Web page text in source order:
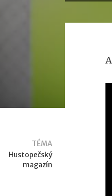
TÉMA
Hustopečský
magazín